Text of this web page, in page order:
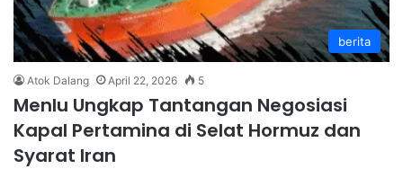
berita
Atok Dalang April 22, 2026 5
Menlu Ungkap Tantangan Negosiasi
Kapal Pertamina di Selat Hormuz dan
Syarat Iran